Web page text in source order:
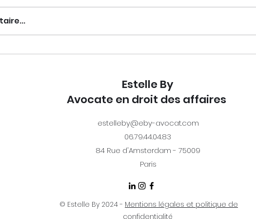
peut
La checklist juridique pour se
Estelle By
Avocate en droit des affaires
estelleby@eby-avocat.com
06.79.44.04.83
84 Rue d'Amsterdam - 75009
Paris
© Estelle By 2024 - Mentions légales et politique de
confidentialité